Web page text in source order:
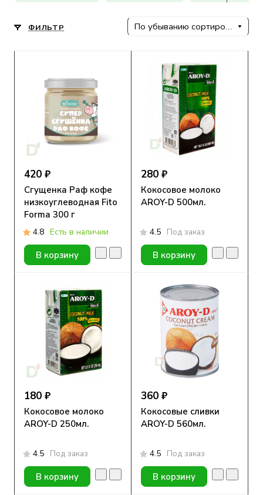
ФИЛЬТР По убыванию сортировки
420 ₽
Сгущенка Раф кофе
низкоуглеводная Fito
Forma 300 г
4.8 Есть в наличии
В корзину
280 ₽
Кокосовое молоко
AROY-D 500мл.
4.5 Под заказ
В корзину
180 ₽
Кокосовое молоко
AROY-D 250мл.
4.5 Под заказ
В корзину
360 ₽
Кокосовые сливки
AROY-D 560мл.
4.5 Под заказ
В корзину